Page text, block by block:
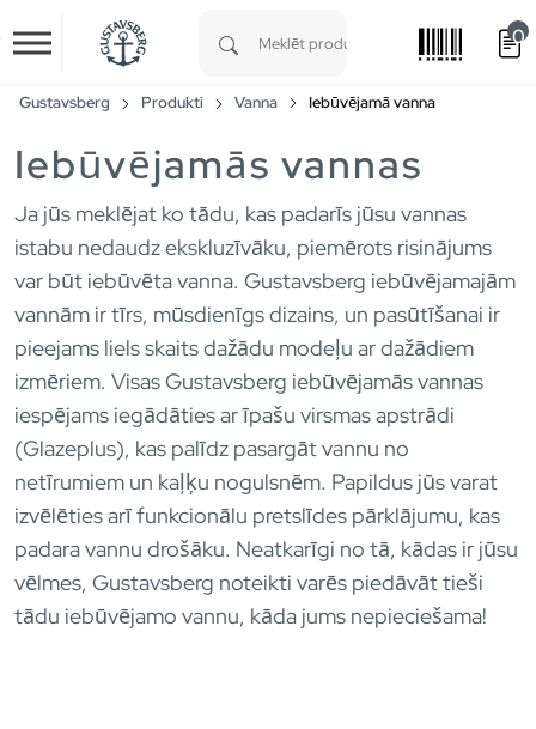
Skip to main content
0
Gustavsberg Produkti Vanna Iebūvējamā vanna
Iebūvējamās vannas
Ja jūs meklējat ko tādu, kas padarīs jūsu vannas
istabu nedaudz ekskluzīvāku, piemērots risinājums
var būt iebūvēta vanna. Gustavsberg iebūvējamajām
vannām ir tīrs, mūsdienīgs dizains, un pasūtīšanai ir
pieejams liels skaits dažādu modeļu ar dažādiem
izmēriem. Visas Gustavsberg iebūvējamās vannas
iespējams iegādāties ar īpašu virsmas apstrādi
(Glazeplus), kas palīdz pasargāt vannu no
netīrumiem un kaļķu nogulsnēm. Papildus jūs varat
izvēlēties arī funkcionālu pretslīdes pārklājumu, kas
padara vannu drošāku. Neatkarīgi no tā, kādas ir jūsu
vēlmes, Gustavsberg noteikti varēs piedāvāt tieši
tādu iebūvējamo vannu, kāda jums nepieciešama!